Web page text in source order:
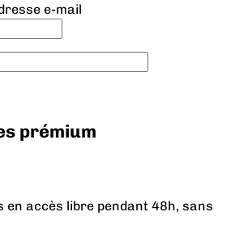
e-mail
prémium
en accès libre pendant 48h, sans